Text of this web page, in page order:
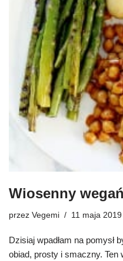
Wiosenny
przez Vegemi 11 maja 2019
Dzisiaj wpadłam na pomysł
obiad, prosty i smaczny. Ten